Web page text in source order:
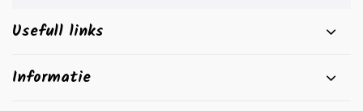
Usefull links
Informatie